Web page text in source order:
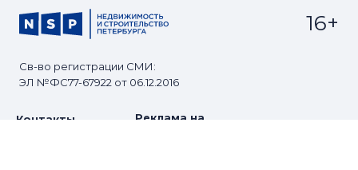
Св-во регистрации СМИ:
ЭЛ №ФС77-67922 от 06.12.2016
16+
Контакты
Реклама на